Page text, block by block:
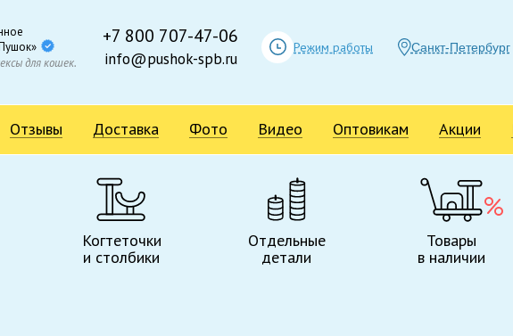
для кошек.
+7 800 707-47-06
info@pushok-spb.ru
Режим работы Санкт-Петербург
Отзывы Доставка Фото Видео Оптовикам Акции
Когтеточки
и столбики
Отдельные
детали
Товары
в наличии